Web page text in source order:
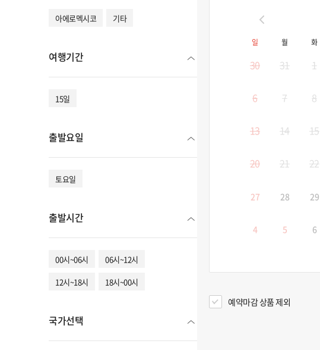
아에로멕시코 기타
여행기간
15일
출발요일
토요일
출발시간
00시~06시
06시~12시
12시~18시
18시~00시
국가선택
일 월 화
30 31 1
6 7 8
13 14 15
20 21 22
27 28 29
4 5 6
예약마감 상품 제외